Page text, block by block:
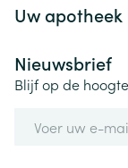
Uw apotheek
Nieuwsbrief
Blijf op de